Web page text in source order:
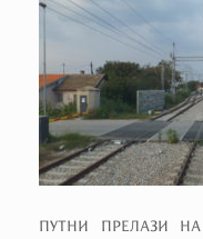
ПУТНИ ПРЕЛАЗИ НА